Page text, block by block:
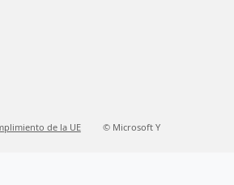
de la UE © Microsoft Y